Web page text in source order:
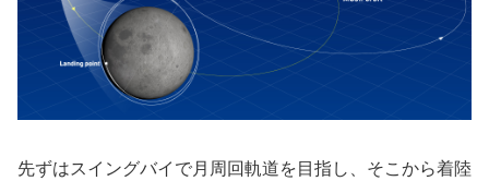
先ずはスイングバイで月周回軌道を目指し、そこから着陸